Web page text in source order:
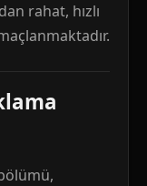
rahat, hızlı